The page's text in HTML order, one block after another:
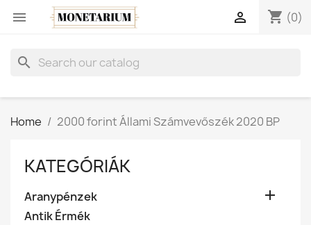
 shopping_cart (0)

search
Home 2000 forint Állami Számvevőszék 2020 BP
KATEGÓRIÁK
Aranypénzek 
Antik Érmék